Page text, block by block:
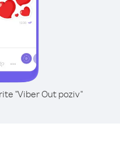
"Viber Out poziv"